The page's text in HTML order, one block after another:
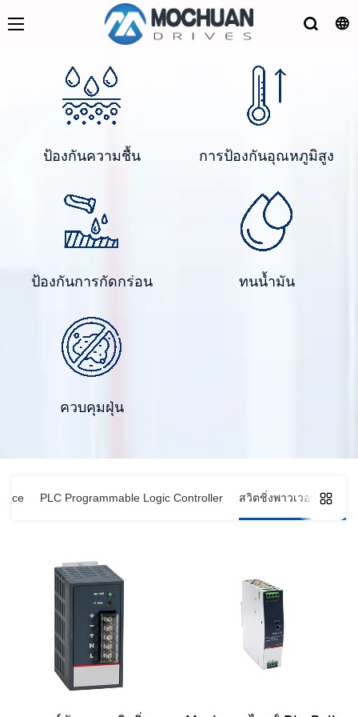
ป้องกันความชื้น การป้องกันอุณหภูมิสูง
ป้องกันการกัดกร่อน ทนน้ำมัน
ควบคุมฝุ่น
PLC Programmable Logic Controller สวิตชิ่งพาวเวอร์ซัพพลาย